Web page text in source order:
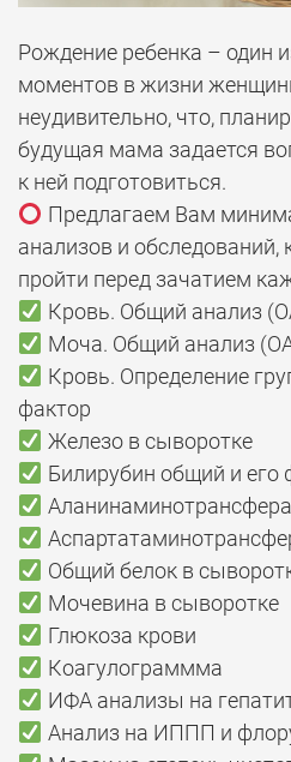
Рождение ребенка – один
моментов в жизни
неудивительно, что,
будущая мама задается
к ней подготовиться.
Предлагаем Вам
анализов и
пройти перед зачатием
Кровь. Общий анализ
Моча. Общий анализ
Кровь. Определение
фактор
Железо в сыворотке
Билирубин общий и его
Общий белок в
Мочевина в сыворотке
Глюкоза крови
Коагулограммма
ИФА анализы на
Анализ на ИППП и